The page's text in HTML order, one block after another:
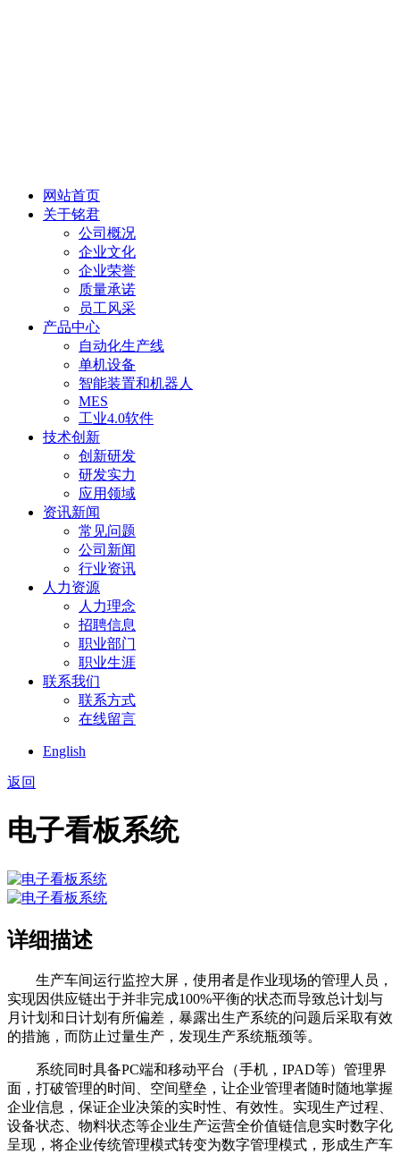
网站首页
关于铭君
公司概况
企业文化
企业荣誉
质量承诺
员工风采
产品中心
自动化生产线
单机设备
智能装置和机器人
MES
工业4.0软件
技术创新
创新研发
研发实力
应用领域
资讯新闻
常见问题
公司新闻
行业资讯
人力资源
人力理念
招聘信息
职业部门
职业生涯
联系我们
联系方式
在线留言
English
返回
电子看板系统
详细描述
生产车间运行监控大屏，使用者是作业现场的管理人员，
实现因供应链出于并非完成100%平衡的状态而导致总计划与
月计划和日计划有所偏差，暴露出生产系统的问题后采取有效
的措施，而防止过量生产，发现生产系统瓶颈等。
系统同时具备PC端和移动平台（手机，IPAD等）管理界
面，打破管理的时间、空间壁垒，让企业管理者随时随地掌握
企业信息，保证企业决策的实时性、有效性。实现生产过程、
设备状态、物料状态等企业生产运营全价值链信息实时数字化
呈现，将企业传统管理模式转变为数字管理模式，形成生产车